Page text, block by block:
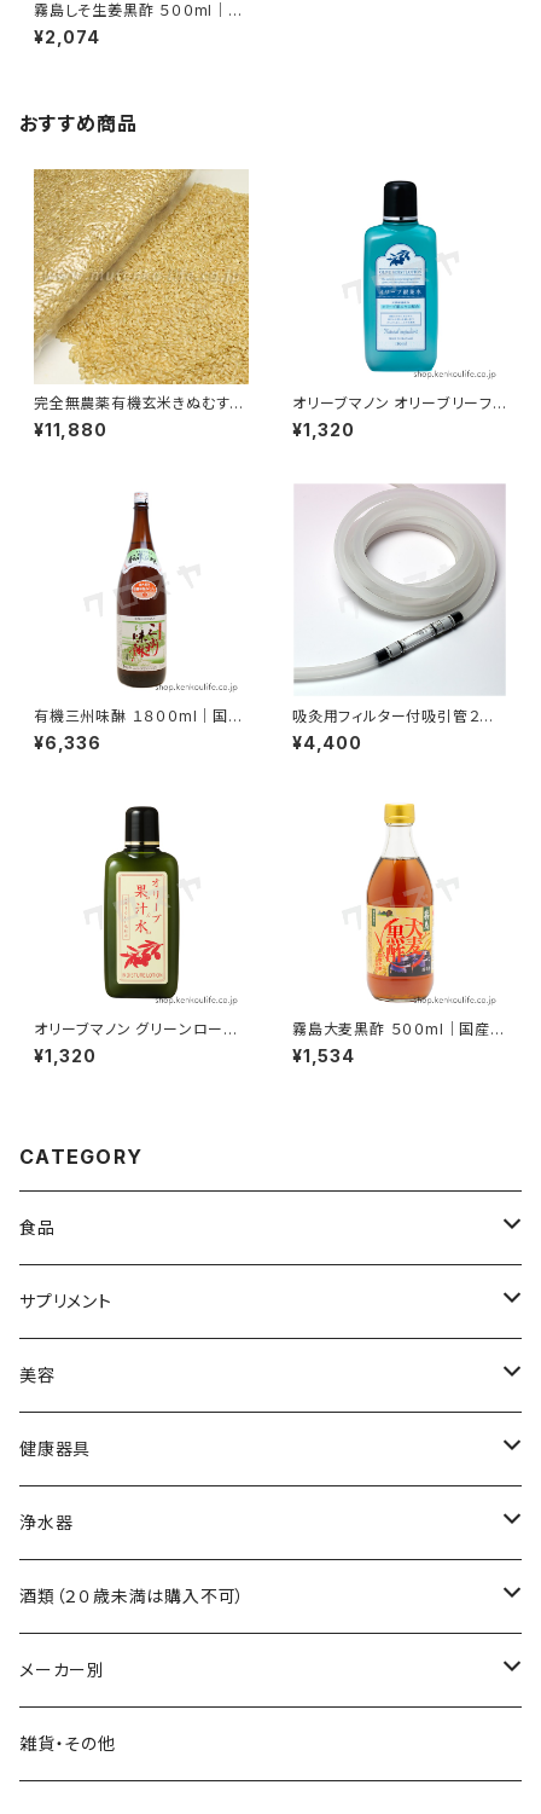
霧島しそ生姜黒酢 ５００ml｜し
そと生姜でホットにしても美味し
い｜霧島黒酢
¥2,074
おすすめ商品
完全無農薬有機玄米きぬむすめ
Ａ米１０kg｜除草剤も一切使わ
ない完全無農薬｜柿木村有機
¥11,880
オリーブマノン オリーブリーフ
ローション（銀葉水）１８０ml｜
オリーブ銀葉水｜日本オリーブ
¥1,320
有機三州味醂 １８００ml｜国内
産有機本格みりん｜角谷文治郎
商店
¥6,336
吸灸用フィルター付吸引管２ｍ
｜バンキーにも使用可能｜吸灸
¥4,400
オリーブマノン グリーンローシ
ョン（果汁水）１８０ml｜オリー
ブ果汁水｜日本オリーブ
¥1,320
霧島大麦黒酢 ５００ml｜国産大
麦原料でグルタミン酸豊富なま
ろやか黒酢｜霧島黒酢
¥1,534
CATEGORY
食品
黒酢
食用油
調味料
自然食品
サプリメント
アミノ酸
ビタミン
ミネラル
食物繊維
美容
スキンケア
ヘアケア
健康器具
吸い玉医療器
吸い玉用部品
浄水器
浄水器本体
浄水器交換フィルター
浄水器部品
酒類（２０歳未満は購入不可）
ワイン
日本酒
メーカー別
霧島黒酢
雑貨・その他